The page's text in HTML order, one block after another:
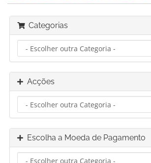
Categorias
Acções
Escolha a Moeda de Pagamento